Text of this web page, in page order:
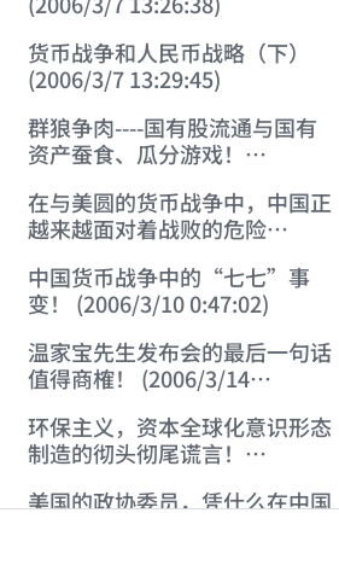
货币战争和人民币战略（下）
(2006/3/7 13:29:45)
群狼争肉----国有股流通与国有
资产蚕食、瓜分游戏！
在与美圆的货币战争中，中国正
越来越面对着战败的危险
中国货币战争中的“七七”事
变！ (2006/3/10 0:47:02)
温家宝先生发布会的最后一句话
值得商榷！ (2006/3/14
环保主义，资本全球化意识形态
制造的彻头彻尾谎言！
美国的政协委员，凭什么在中国